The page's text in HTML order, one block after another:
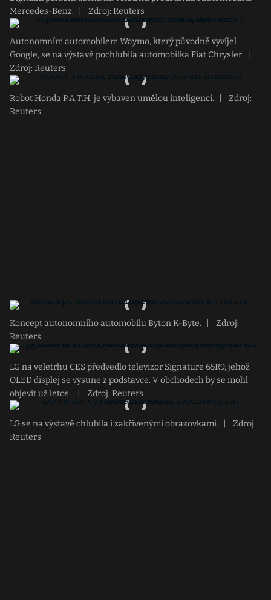
Mercedes-Benz.
Zdroj: Reuters
Autonomním automobilem Waymo, který původně vyvíjel
Google, se na výstavě pochlubila automobilka Fiat Chrysler.
Zdroj: Reuters
Robot Honda P.A.T.H. je vybaven umělou inteligencí.
Zdroj:
Reuters
Koncept autonomního automobilu Byton K-Byte.
Zdroj:
Reuters
LG na veletrhu CES předvedlo televizor Signature 65R9, jehož
OLED displej se vysune z podstavce. V obchodech by se mohl
objevit už letos.
Zdroj: Reuters
LG se na výstavě chlubila i zakřivenými obrazovkami.
Zdroj:
Reuters